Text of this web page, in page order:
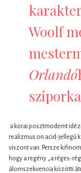
Woolf
Orlandó
a korai posztmodernt
realizmus on acid-jellegű
viszont van. Persze
hogy a regény „a réges-
álomszekvencia közötti